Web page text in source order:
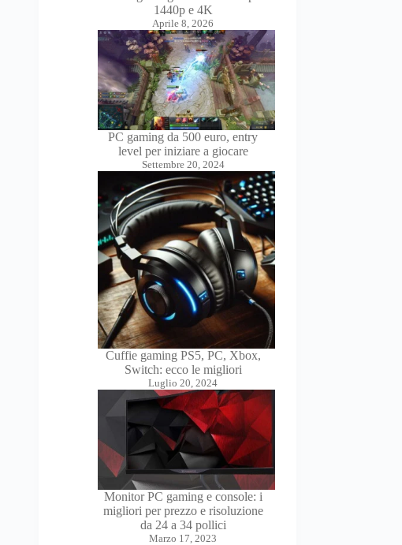
1440p e 4K
Aprile 8, 2026
PC gaming da 500 euro, entry
level per iniziare a giocare
Settembre 20, 2024
Cuffie gaming PS5, PC, Xbox,
Switch: ecco le migliori
Luglio 20, 2024
Monitor PC gaming e console: i
migliori per prezzo e risoluzione
da 24 a 34 pollici
Marzo 17, 2023